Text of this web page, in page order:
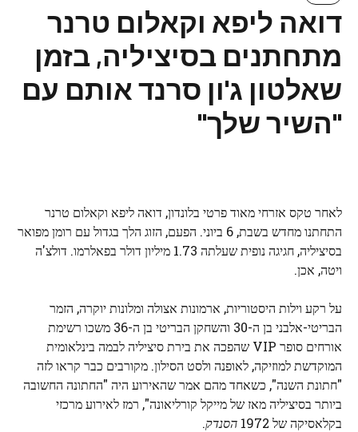
דואה ליפא וקאלום טרנר
מתחתנים בסיציליה, בזמן
שאלטון ג'ון סרנד אותם עם
"השיר שלך"
לאחר טקס אזרחי מאוד פרטי בלונדון, דואה ליפא וקאלום טרנר
התחתנו מחדש בשבת, 6 ביוני. הפעם, הזוג הלך בגדול עם רומן מפואר
בסיציליה, חגיגה נופית שעלתה 1.73 מיליון דולר בפאלרמו. דולצ'ה
ויטה, אכן.
על רקע וילות היסטוריות, ארמונות אצולה ומלונות יוקרה, הזמר
הבריטי-אלבני בן ה-30 והשחקן הבריטי בן ה-36 משכו רשימת
אורחים סופר VIP שהפכה את בירת סיציליה לבמה בינלאומית
המוקדשת למוזיקה, לאופנה ולסט הסילון. מקורבים כבר קראו לזה
"חתונת השנה", כשאחד מהם אמר שהאירוע היה "החתונה החשובה
ביותר בסיציליה מאז של מייקל קורליאונה", רמז לאירוע מרכזי
בקלאסיקה של 1972
הסנדק.